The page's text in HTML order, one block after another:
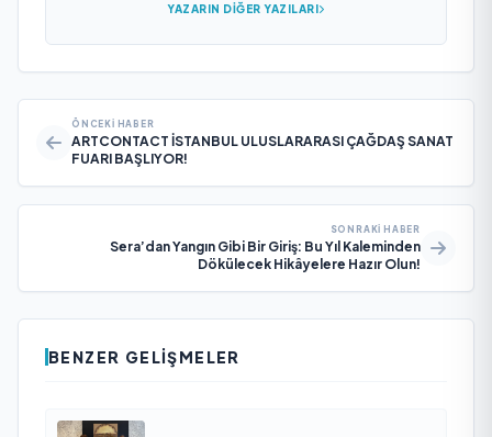
YAZARIN DIĞER YAZILARI
ÖNCEKI HABER
ARTCONTACT İSTANBUL ULUSLARARASI ÇAĞDAŞ SANAT
FUARI BAŞLIYOR!
SONRAKI HABER
Sera’dan Yangın Gibi Bir Giriş: Bu Yıl Kaleminden
Dökülecek Hikâyelere Hazır Olun!
BENZER GELIŞMELER